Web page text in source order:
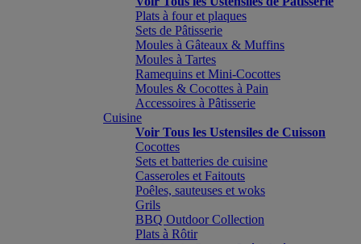
Plats à four et plaques
Sets de Pâtisserie
Moules à Gâteaux & Muffins
Moules à Tartes
Ramequins et Mini-Cocottes
Moules & Cocottes à Pain
Accessoires à Pâtisserie
Cuisine
Voir Tous les Ustensiles de Cuisson
Cocottes
Sets et batteries de cuisine
Casseroles et Faitouts
Poêles, sauteuses et woks
Grils
BBQ Outdoor Collection
Plats à Rôtir